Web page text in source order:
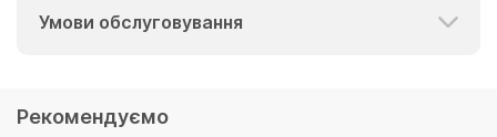
Умови обслуговування
Рекомендуємо